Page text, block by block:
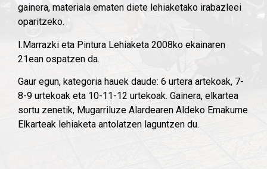
gainera, materiala ematen diete lehiaketako irabazleei
oparitzeko.
I.Marrazki eta Pintura Lehiaketa 2008ko ekainaren
21ean ospatzen da.
Gaur egun, kategoria hauek daude: 6 urtera artekoak, 7-
8-9 urtekoak eta 10-11-12 urtekoak. Gainera, elkartea
sortu zenetik, Mugarriluze Alardearen Aldeko Emakume
Elkarteak lehiaketa antolatzen laguntzen du.